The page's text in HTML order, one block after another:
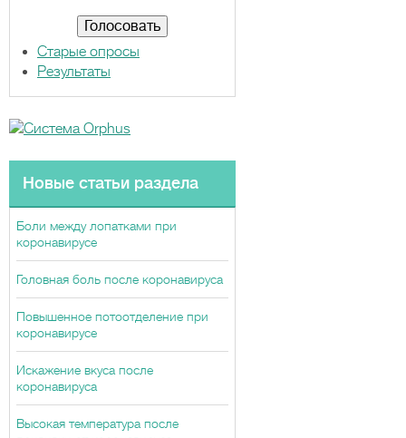
Старые опросы
Результаты
Новые статьи раздела
Боли между лопатками при
коронавирусе
Головная боль после коронавируса
Повышенное потоотделение при
коронавирусе
Искажение вкуса после
коронавируса
Высокая температура после